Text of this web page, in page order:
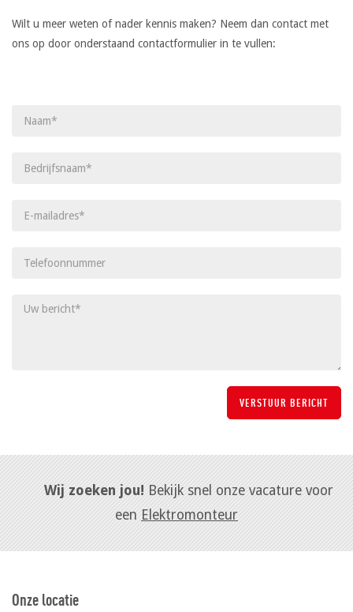
Wilt u meer weten of nader kennis maken? Neem dan contact met
ons op door onderstaand contactformulier in te vullen:
Wij zoeken jou!Bekijk snel onze vacature voor
eenElektromonteur
Onze locatie